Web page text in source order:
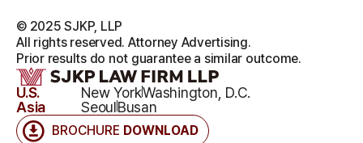
BROCHURE DOWNLOAD
U.S. New YorkWashington, D.C.
Asia
SeoulBusan
© 2025 SJKP, LLP
All rights reserved. Attorney Advertising.
Prior results do not guarantee a similar outcome.